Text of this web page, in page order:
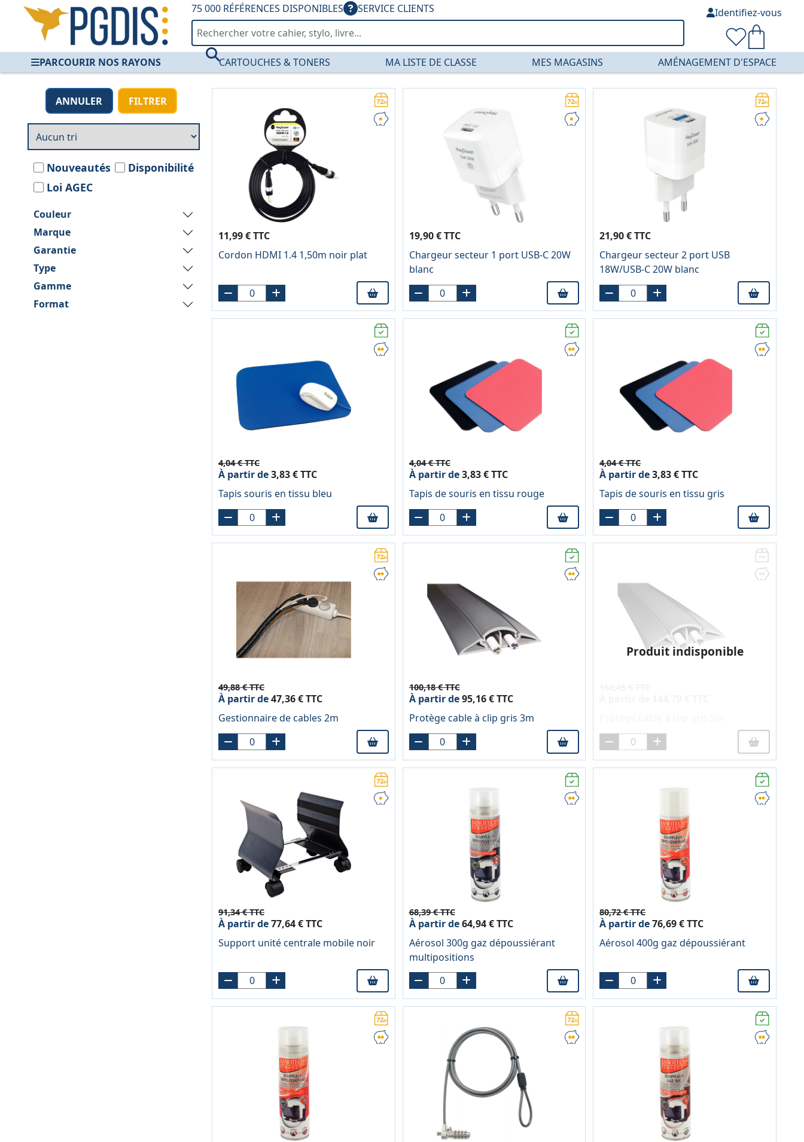
75 000 RÉFÉRENCES DISPONIBLES SERVICE CLIENTS
PARCOURIR NOS RAYONS CARTOUCHES & TONERS MA LISTE DE CLASSE MES MAGASINS AMÉNAGEMENT D'ESPACE
Identifiez-vous
Périphérie Informatique — PGDIS
ANNULER FILTRER
Nouveautés
Disponibilité
Loi AGEC
Couleur
Marque
Garantie
Type
Gamme
Format
11,99 € TTC
Cordon HDMI 1.4 1,50m noir plat
19,90 € TTC
Chargeur secteur 1 port USB-C 20W
blanc
21,90 € TTC
Chargeur secteur 2 port USB
18W/USB-C 20W blanc
4,04 € TTC
À partir de3,83 € TTC
Tapis souris en tissu bleu
4,04 € TTC
À partir de3,83 € TTC
Tapis de souris en tissu rouge
4,04 € TTC
À partir de3,83 € TTC
Tapis de souris en tissu gris
49,88 € TTC
À partir de47,36 € TTC
Gestionnaire de cables 2m
100,18 € TTC
À partir de95,16 € TTC
Protège cable à clip gris 3m
Produit indisponible
91,34 € TTC
À partir de77,64 € TTC
Support unité centrale mobile noir
68,39 € TTC
À partir de64,94 € TTC
Aérosol 300g gaz dépoussiérant
multipositions
80,72 € TTC
À partir de76,69 € TTC
Aérosol 400g gaz dépoussiérant